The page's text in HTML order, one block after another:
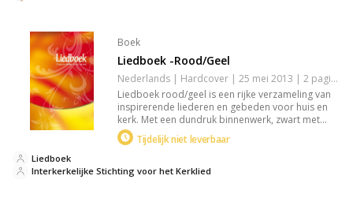
Boek
Liedboek -Rood/Geel
Nederlands | Hardcover | 25 mei 2013 | 2 pagina's | 9789491575006
Liedboek rood/geel is een rijke verzameling van
inspirerende liederen en gebeden voor huis en
kerk. Met een dundruk binnenwerk, zwart met
steunkleur, in een genaaid gebonden uitvoering
met twee leeslinten. Ideaal voor wie diepgang
Tijdelijk niet leverbaar
Interkerkelijke Stichting voor het Kerklied
Liedboek